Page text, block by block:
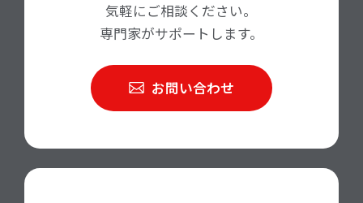
気軽にご相談ください。
専門家がサポートします。
お問い合わせ